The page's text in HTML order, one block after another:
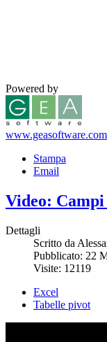
Powered by
www.geasoftware.com
Stampa
Email
Video:
Dettagli
Scritto da
Pubblicato: 22
Visite: 12119
Excel
Tabelle pivot